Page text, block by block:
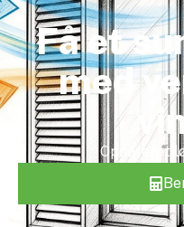
Få et
med
Opdateret